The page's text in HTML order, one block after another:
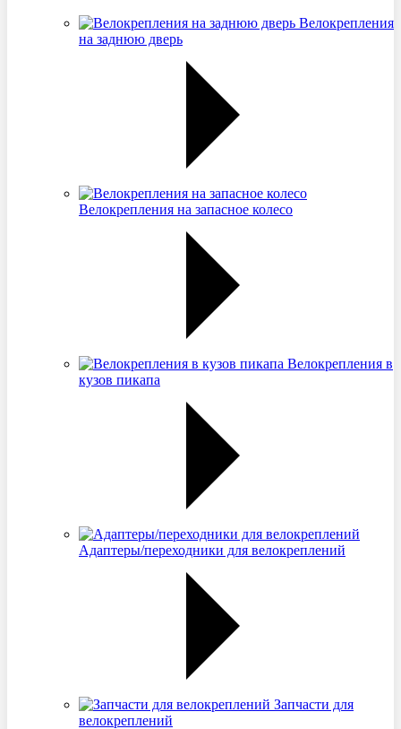
Велокрепления
на заднюю дверь
Велокрепления на запасное колесо
Велокрепления в
кузов пикапа
Адаптеры/переходники для велокреплений
Запчасти для
велокреплений